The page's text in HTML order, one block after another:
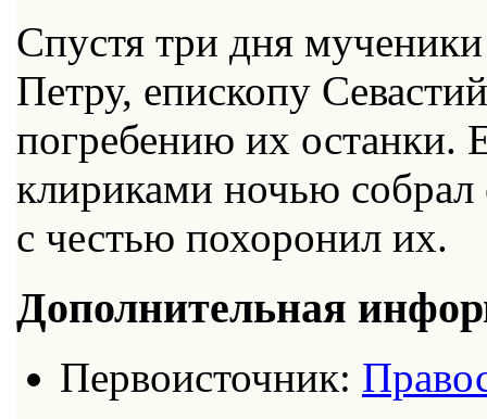
Спустя три дня
Петру, епископу
погребению их останки.
клириками ночью
с честью похоронил их.
Дополнительная
Первоисточник: